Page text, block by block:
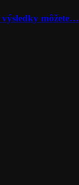
môžete…